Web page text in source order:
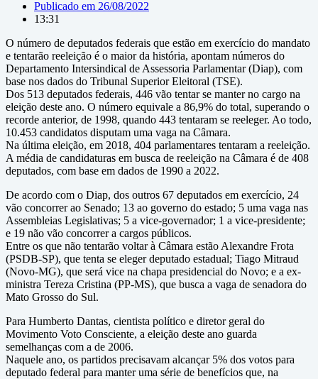
Publicado em 26/08/2022
13:31
O número de deputados federais que estão em exercício do mandato
e tentarão reeleição é o maior da história, apontam números do
Departamento Intersindical de Assessoria Parlamentar (Diap), com
base nos dados do Tribunal Superior Eleitoral (TSE).
Dos 513 deputados federais, 446 vão tentar se manter no cargo na
eleição deste ano. O número equivale a 86,9% do total, superando o
recorde anterior, de 1998, quando 443 tentaram se reeleger. Ao todo,
10.453 candidatos disputam uma vaga na Câmara.
Na última eleição, em 2018, 404 parlamentares tentaram a reeleição.
A média de candidaturas em busca de reeleição na Câmara é de 408
deputados, com base em dados de 1990 a 2022.
De acordo com o Diap, dos outros 67 deputados em exercício, 24
vão concorrer ao Senado; 13 ao governo do estado; 5 uma vaga nas
Assembleias Legislativas; 5 a vice-governador; 1 a vice-presidente;
e 19 não vão concorrer a cargos públicos.
Entre os que não tentarão voltar à Câmara estão Alexandre Frota
(PSDB-SP), que tenta se eleger deputado estadual; Tiago Mitraud
(Novo-MG), que será vice na chapa presidencial do Novo; e a ex-
ministra Tereza Cristina (PP-MS), que busca a vaga de senadora do
Mato Grosso do Sul.
Para Humberto Dantas, cientista político e diretor geral do
Movimento Voto Consciente, a eleição deste ano guarda
semelhanças com a de 2006.
Naquele ano, os partidos precisavam alcançar 5% dos votos para
deputado federal para manter uma série de benefícios que, na